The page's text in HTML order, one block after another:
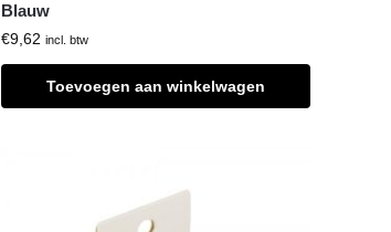
Blauw
€9,62 incl. btw
Toevoegen aan winkelwagen